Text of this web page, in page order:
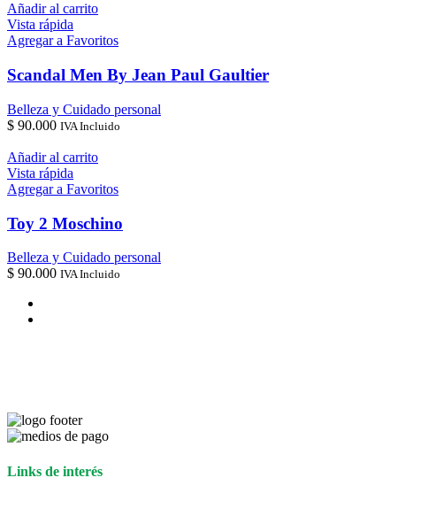
Añadir al carrito
Vista rápida
Agregar a Favoritos
Scandal Men By Jean Paul Gaultier
Belleza y Cuidado personal
$ 90.000 IVA Incluido
Añadir al carrito
Vista rápida
Agregar a Favoritos
Toy 2 Moschino
Belleza y Cuidado personal
$ 90.000 IVA Incluido
Links de interés